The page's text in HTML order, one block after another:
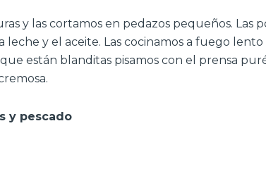
y las cortamos en pedazos pequeños. Las
leche y el aceite. Las cocinamos a fuego
están blanditas pisamos con el prensa
y pescado